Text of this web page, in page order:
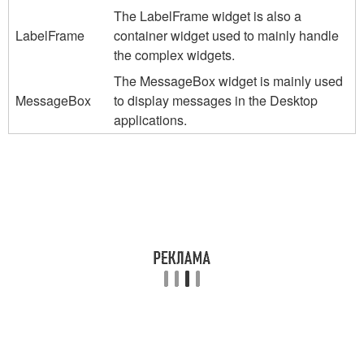
LabelFrame
The LabelFrame widget is also a
container widget used to mainly handle
the complex widgets.
MessageBox
The MessageBox widget is mainly used
to display messages in the Desktop
applications.